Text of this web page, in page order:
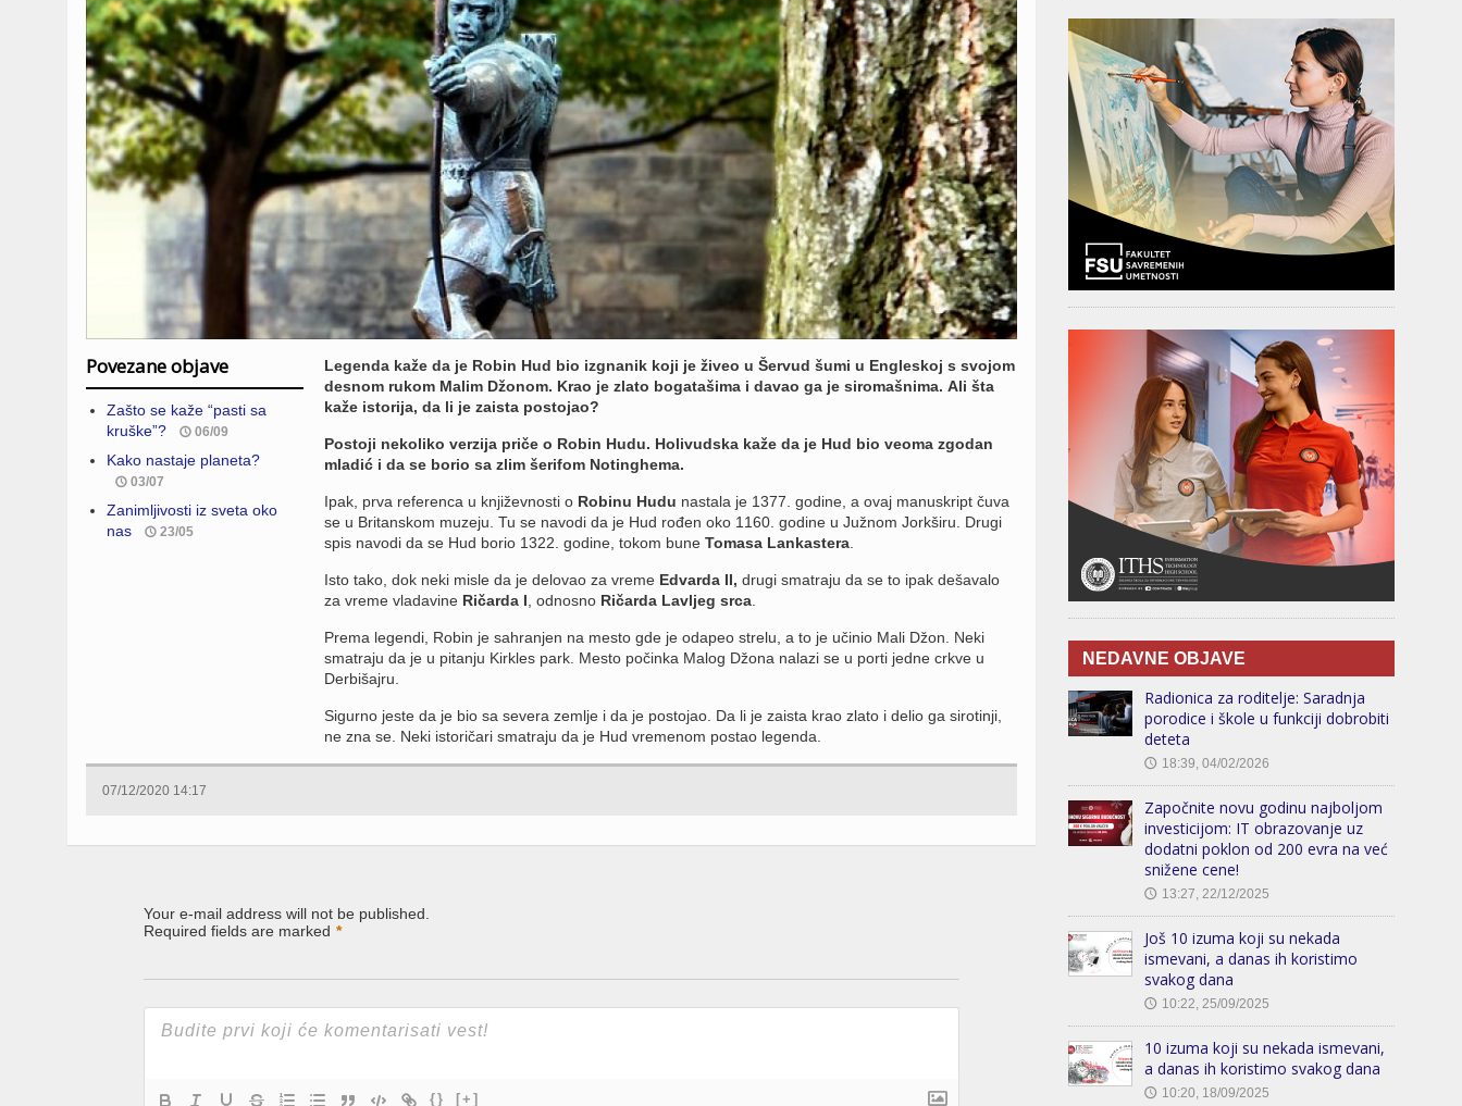
Povezane objave
Zašto se kaže “pasti sa
kruške”?
06/09
Kako nastaje planeta?
03/07
Zanimljivosti iz sveta oko
nas
23/05
Legenda kaže da je Robin Hud bio izgnanik koji je živeo u Šervud šumi u Engleskoj s svojom
desnom rukom Malim Džonom. Krao je zlato bogatašima i davao ga je siromašnima. Ali šta
kaže istorija, da li je zaista postojao?
Postoji nekoliko verzija priče o Robin Hudu. Holivudska kaže da je Hud bio veoma zgodan
mladić i da se borio sa zlim šerifom Notinghema.
Ipak, prva referenca u književnosti o Robinu Hudu nastala je 1377. godine, a ovaj manuskript čuva
se u Britanskom muzeju. Tu se navodi da je Hud rođen oko 1160. godine u Južnom Jorkširu. Drugi
spis navodi da se Hud borio 1322. godine, tokom bune Tomasa Lankastera.
Isto tako, dok neki misle da je delovao za vreme Edvarda II, drugi smatraju da se to ipak dešavalo
za vreme vladavine Ričarda I , odnosno Ričarda Lavljeg srca.
Prema legendi, Robin je sahranjen na mesto gde je odapeo strelu, a to je učinio Mali Džon. Neki
smatraju da je u pitanju Kirkles park. Mesto počinka Malog Džona nalazi se u porti jedne crkve u
Derbišajru.
Sigurno jeste da je bio sa severa zemlje i da je postojao. Da li je zaista krao zlato i delio ga sirotinji,
ne zna se. Neki istoričari smatraju da je Hud vremenom postao legenda.
07/12/2020 14:17
Your e-mail address will not be published.
Required fields are marked *
{} [+]
NEDAVNE OBJAVE
Radionica za roditelje: Saradnja
porodice i škole u funkciji dobrobiti
deteta
🕔 18:39, 04/02/2026
Započnite novu godinu najboljom
investicijom: IT obrazovanje uz
dodatni poklon od 200 evra na već
snižene cene!
🕔 13:27, 22/12/2025
Još 10 izuma koji su nekada
ismevani, a danas ih koristimo
svakog dana
🕔 10:22, 25/09/2025
10 izuma koji su nekada ismevani,
a danas ih koristimo svakog dana
🕔 10:20, 18/09/2025